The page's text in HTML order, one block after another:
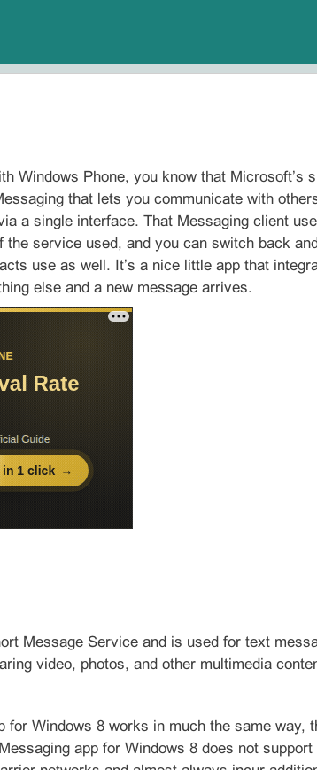
Windows Phone, you know that
that lets you communicate with
a single interface. That Messaging client
the service used, and you can switch back
use as well. It’s a nice little app that
else and a new message arrives.
Message Service and is used for text
video, photos, and other multimedia
for Windows 8 works in much the same
app for Windows 8 does not